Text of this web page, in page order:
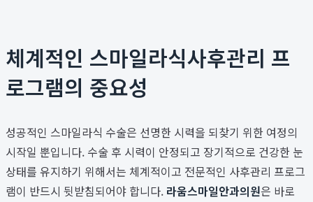
체계적인 스마일라식사후관리 프
로그램의 중요성
성공적인 스마일라식 수술은 선명한 시력을 되찾기 위한 여정의
시작일 뿐입니다. 수술 후 시력이 안정되고 장기적으로 건강한 눈
상태를 유지하기 위해서는 체계적이고 전문적인 사후관리 프로그
램이 반드시 뒷받침되어야 합니다. 라움스마일안과의원은 바로